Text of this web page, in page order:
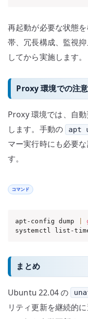
再起動が必要な状態
帯、冗長構成、監視
してから実施します。
Proxy 環境での注意
Proxy 環境では、自
します。手動の
apt
マー実行時にも必要
す。
コマンド
apt-config dump
systemctl list-
まとめ
Ubuntu 22.04 の
リティ更新を継続的